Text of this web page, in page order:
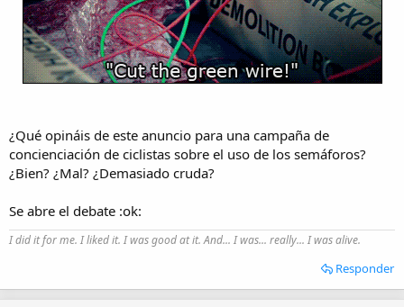
¿Qué opináis de este anuncio para una campaña de
concienciación de ciclistas sobre el uso de los semáforos?
¿Bien? ¿Mal? ¿Demasiado cruda?
Se abre el debate :ok:
I did it for me. I liked it. I was good at it. And... I was... really... I was alive.
Responder